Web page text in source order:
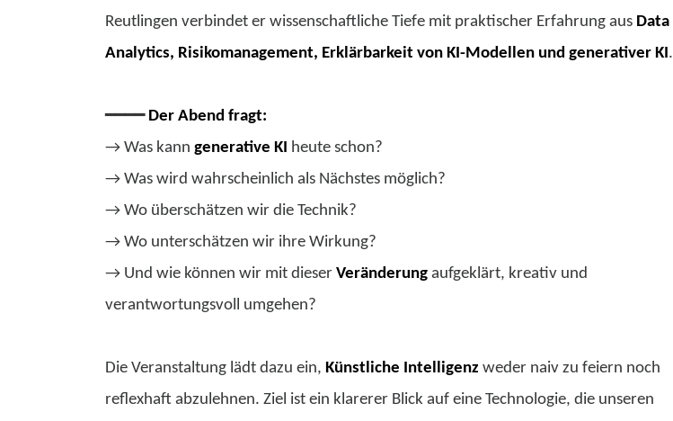
Reutlingen verbindet er wissenschaftliche Tiefe mit praktischer Erfahrung aus Data
Analytics, Risikomanagement, Erklärbarkeit von KI-Modellen und generativer KI .
━━━━ Der Abend fragt:
→ Was kann generative KI heute schon?
→ Was wird wahrscheinlich als Nächstes möglich?
→ Wo überschätzen wir die Technik?
→ Wo unterschätzen wir ihre Wirkung?
→ Und wie können wir mit dieser Veränderung aufgeklärt, kreativ und
verantwortungsvoll umgehen?
Die Veranstaltung lädt dazu ein, Künstliche Intelligenz weder naiv zu feiern noch
reflexhaft abzulehnen. Ziel ist ein klarerer Blick auf eine Technologie, die unseren